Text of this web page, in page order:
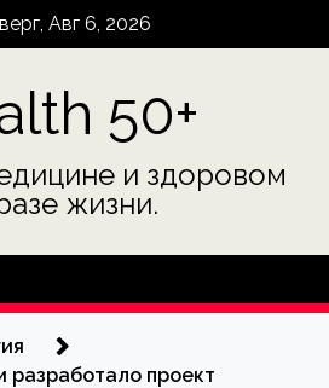
Авг 6, 2026
50+
и здоровом
жизни.
проект